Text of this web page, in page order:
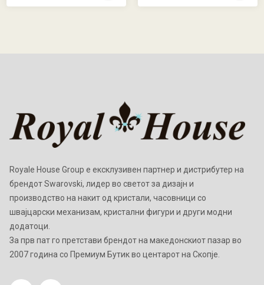
Royale House Group е ексклузивен партнер и дистрибутер на
брендот Swarovski, лидер во светот за дизајн и
производство на накит од кристали, часовници со
швајцарски механизам, кристални фигури и други модни
додатоци.
Зa прв пат го претстави брендот на македонскиот пазар во
2007 година со Премиум Бутик во центарот на Скопје.